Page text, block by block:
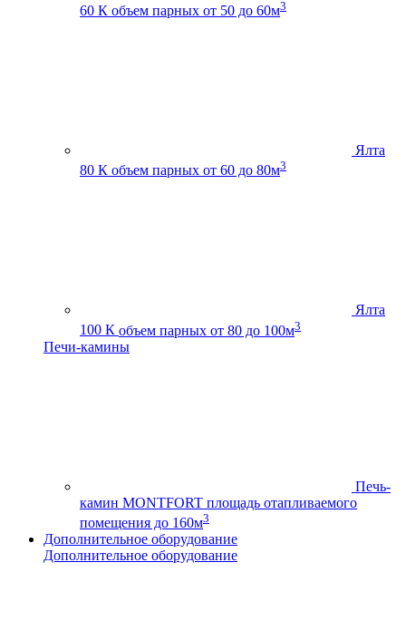
60 К объем парных от 50 до 60м3
Ялта
80 К объем парных от 60 до 80м3
Ялта
100 К объем парных от 80 до 100м3
Печи-камины
Печь-
камин MONTFORT площадь отапливаемого
помещения до 160м3
Дополнительное оборудование
Дополнительное оборудование